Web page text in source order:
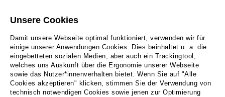
Unsere Cookies
Damit unsere Webseite optimal funktioniert, verwenden wir für
einige unserer Anwendungen Cookies. Dies beinhaltet u. a. die
eingebetteten sozialen Medien, aber auch ein Trackingtool,
welches uns Auskunft über die Ergonomie unserer Webseite
sowie das Nutzer*innenverhalten bietet. Wenn Sie auf "Alle
Cookies akzeptieren" klicken, stimmen Sie der Verwendung von
technisch notwendigen Cookies sowie jenen zur Optimierung